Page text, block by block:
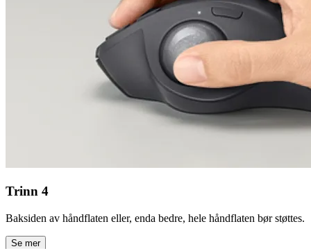
Trinn 4
Baksiden av håndflaten eller, enda bedre, hele håndflaten bør støttes.
Se mer